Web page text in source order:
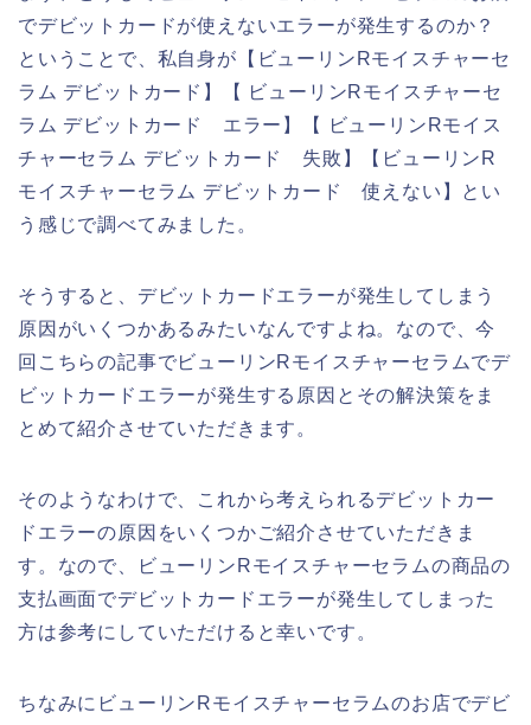
でデビットカードが使えないエラーが発生するのか？
ということで、私自身が【ビューリンRモイスチャーセ
ラム デビットカード】【 ビューリンRモイスチャーセ
ラム デビットカード エラー】【 ビューリンRモイス
チャーセラム デビットカード 失敗】【ビューリンR
モイスチャーセラム デビットカード 使えない】とい
う感じで調べてみました。
そうすると、デビットカードエラーが発生してしまう
原因がいくつかあるみたいなんですよね。なので、今
回こちらの記事でビューリンRモイスチャーセラムでデ
ビットカードエラーが発生する原因とその解決策をま
とめて紹介させていただきます。
そのようなわけで、これから考えられるデビットカー
ドエラーの原因をいくつかご紹介させていただきま
す。なので、ビューリンRモイスチャーセラムの商品の
支払画面でデビットカードエラーが発生してしまった
方は参考にしていただけると幸いです。
ちなみにビューリンRモイスチャーセラムのお店でデビ